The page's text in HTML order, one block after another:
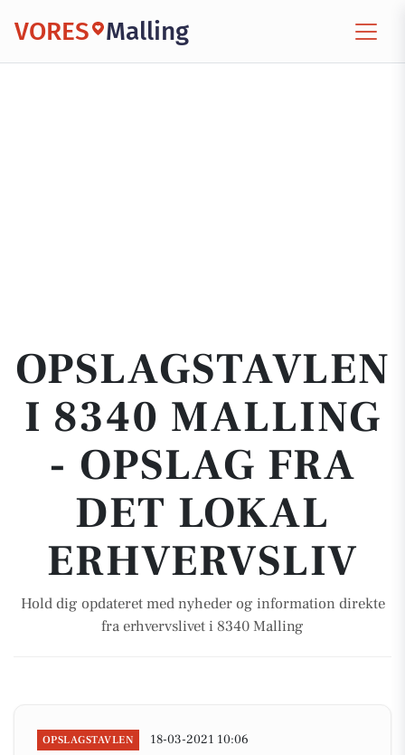
VORES Malling
OPSLAGSTAVLEN
I 8340 MALLING
- OPSLAG FRA
DET LOKAL
ERHVERVSLIV
Hold dig opdateret med nyheder og information direkte
fra erhvervslivet i 8340 Malling
OPSLAGSTAVLEN 18-03-2021 10:06